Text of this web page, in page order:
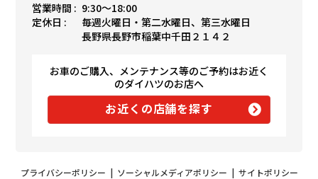
営業時間 : 9:30〜18:00
定休日 :
毎週火曜日・第二水曜日、第三水曜日
長野県長野市稲葉中千田２１４２
お車のご購入、メンテナンス等のご予約はお近く
のダイハツのお店へ
お近くの店舗を探す
プライバシーポリシー ソーシャルメディアポリシー サイトポリシー